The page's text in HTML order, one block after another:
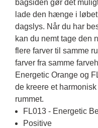
bagsiden gør det
lade den hænge i
dagslys. Når du har
kan du nemt tage den
flere farver til samme
farver fra samme
Energetic Orange og
de kreere et
rummet.
FL013 - Energetic
Positive